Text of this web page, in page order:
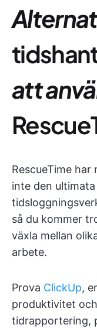
att
RescueTime
inte den
så du kommer
växla mellan
arbete.
Prova ClickUp,
produktivitet
tidrapportering,